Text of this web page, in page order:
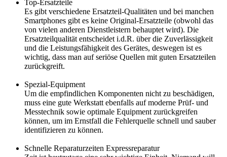
Top-Ersatzteile
Es gibt verschiedene Ersatzteil-Qualitäten und bei manchen
Smartphones gibt es keine Original-Ersatzteile (obwohl das
von vielen anderen Dienstleistern behauptet wird). Die
Ersatzteilqualität entscheidet i.d.R. über die Zuverlässigkeit
und die Leistungsfähigkeit des Gerätes, deswegen ist es
wichtig, dass man auf seriöse Quellen mit guten Ersatzteilen
zurückgreift.
Spezial-Equipment
Um die empfindlichen Komponenten nicht zu beschädigen,
muss eine gute Werkstatt ebenfalls auf moderne Prüf- und
Messtechnik sowie optimale Equipment zurückgreifen
können, um im Ernstfall die Fehlerquelle schnell und sauber
identifizieren zu können.
Schnelle Reparaturzeiten Expressreparatur